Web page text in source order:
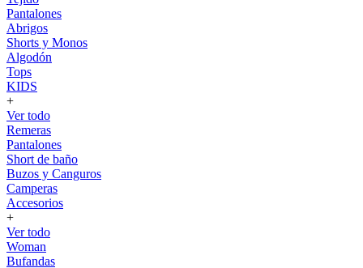
Pantalones
Abrigos
Shorts y Monos
Algodón
Tops
KIDS
+
Ver todo
Remeras
Pantalones
Short de baño
Buzos y Canguros
Camperas
Accesorios
+
Ver todo
Woman
Bufandas